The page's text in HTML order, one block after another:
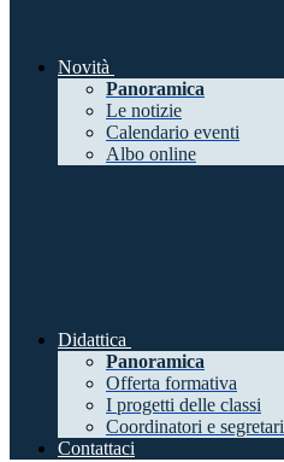
Novità
Panoramica
Le notizie
Calendario eventi
Albo online
Didattica
Panoramica
Offerta formativa
I progetti delle classi
Coordinatori e segretari
Contattaci